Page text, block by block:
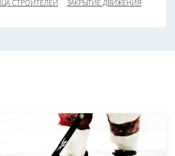
СТРОИТЕЛЕЙ ЗАКРЫТИЕ ДВИЖЕНИЯ